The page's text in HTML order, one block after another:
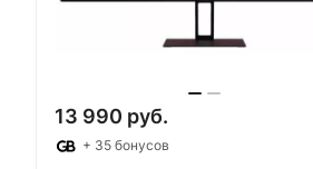
13 990 руб.
+ 35 бонусов